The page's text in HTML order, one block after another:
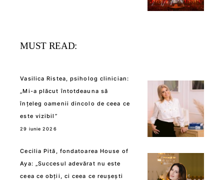
MUST READ:
Vasilica Ristea, psiholog clinician:
„Mi-a plăcut întotdeauna să
înțeleg oamenii dincolo de ceea ce
este vizibil”
29 iunie 2026
Cecilia Pită, fondatoarea House of
Aya: „Succesul adevărat nu este
ceea ce obții, ci ceea ce reușești